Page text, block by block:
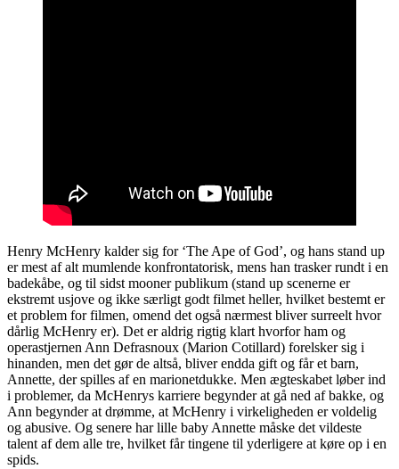
Henry McHenry kalder sig for ‘The Ape of God’, og hans stand up
er mest af alt mumlende konfrontatorisk, mens han trasker rundt i en
badekåbe, og til sidst mooner publikum (stand up scenerne er
ekstremt usjove og ikke særligt godt filmet heller, hvilket bestemt er
et problem for filmen, omend det også nærmest bliver surreelt hvor
dårlig McHenry er). Det er aldrig rigtig klart hvorfor ham og
operastjernen Ann Defrasnoux (Marion Cotillard) forelsker sig i
hinanden, men det gør de altså, bliver endda gift og får et barn,
Annette, der spilles af en marionetdukke. Men ægteskabet løber ind
i problemer, da McHenrys karriere begynder at gå ned af bakke, og
Ann begynder at drømme, at McHenry i virkeligheden er voldelig
og abusive. Og senere har lille baby Annette måske det vildeste
talent af dem alle tre, hvilket får tingene til yderligere at køre op i en
spids.